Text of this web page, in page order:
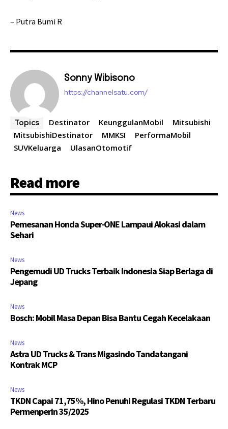
– Putra Bumi R
Sonny Wibisono
https://channelsatu.com/
Topics Destinator KeunggulanMobil
Mitsubishi
MitsubishiDestinator
MMKSI
PerformaMobil
SUVKeluarga
UlasanOtomotif
Read more
News
Pemesanan Honda Super-ONE Lampaui Alokasi dalam
Sehari
News
Pengemudi UD Trucks Terbaik Indonesia Siap Berlaga di
Jepang
News
Bosch: Mobil Masa Depan Bisa Bantu Cegah Kecelakaan
News
Astra UD Trucks & Trans Migasindo Tandatangani
Kontrak MCP
News
TKDN Capai 71,75%, Hino Penuhi Regulasi TKDN Terbaru
Permenperin 35/2025